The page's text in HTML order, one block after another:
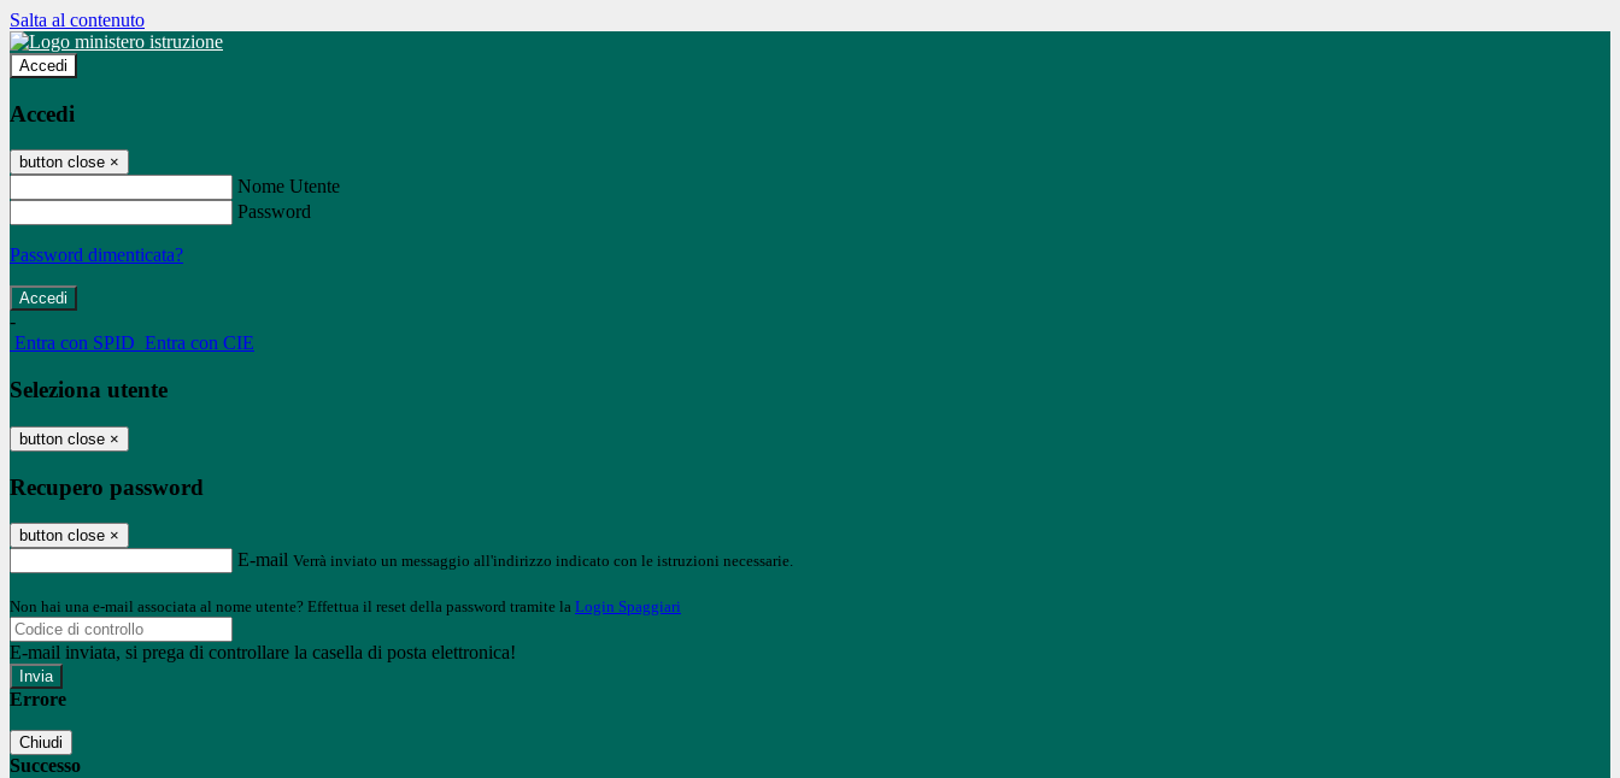
Salta al contenuto
Accedi
Accedi
button close ×
Nome Utente
Password
Password dimenticata?
-
Entra con SPID Entra con CIE
Seleziona utente
button close ×
Recupero password
button close ×
E-mail Verrà inviato un messaggio all'indirizzo indicato con le istruzioni necessarie.
Non hai una e-mail associata al nome utente? Effettua il reset della password tramite la Login Spaggiari
E-mail inviata, si prega di controllare la casella di posta elettronica!
Errore
Chiudi
Successo